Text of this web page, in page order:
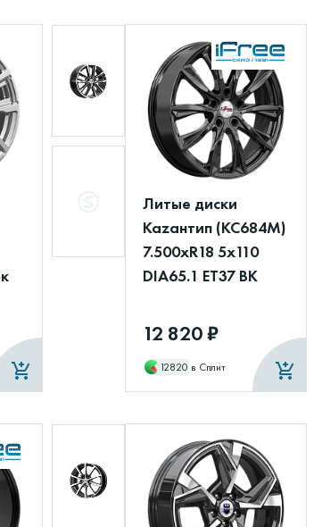
Литые диски
Каzантип (КС684М)
7.500xR18 5x110
DIA65.1 ET37 BK
12 820 ₽
12820 в Сплит